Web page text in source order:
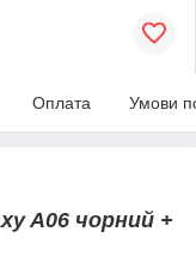
Оплата Умови
A06 чорний +